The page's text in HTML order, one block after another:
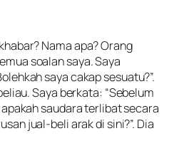
Nama apa? Orang
soalan saya. Saya
saya cakap sesuatu?”.
Saya berkata: “Sebelum
saudara terlibat secara
jual-beli arak di sini?”. Dia